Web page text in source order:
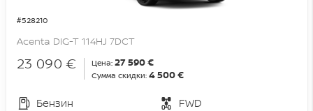
#528210
Acenta DIG-T 114HJ 7DCT
23 090 € Цена: 27 590 €
Сумма скидки: 4 500 €
Бензин
FWD